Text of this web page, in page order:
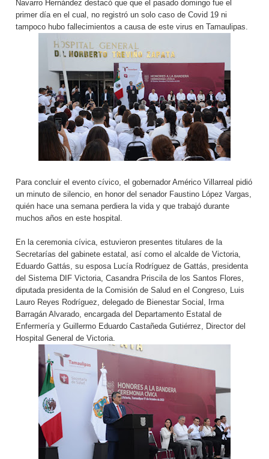
Navarro Hernández destacó que que el pasado domingo fue el
primer día en el cual, no registró un solo caso de Covid 19 ni
tampoco hubo fallecimientos a causa de este virus en Tamaulipas.
Para concluir el evento cívico, el gobernador Américo Villarreal pidió
un minuto de silencio, en honor del senador Faustino López Vargas,
quién hace una semana perdiera la vida y que trabajó durante
muchos años en este hospital.
En la ceremonia cívica, estuvieron presentes titulares de la
Secretarías del gabinete estatal, así como el alcalde de Victoria,
Eduardo Gattás, su esposa Lucía Rodríguez de Gattás, presidenta
del Sistema DIF Victoria, Casandra Priscila de los Santos Flores,
diputada presidenta de la Comisión de Salud en el Congreso, Luis
Lauro Reyes Rodríguez, delegado de Bienestar Social, Irma
Barragán Alvarado, encargada del Departamento Estatal de
Enfermería y Guillermo Eduardo Castañeda Gutiérrez, Director del
Hospital General de Victoria.